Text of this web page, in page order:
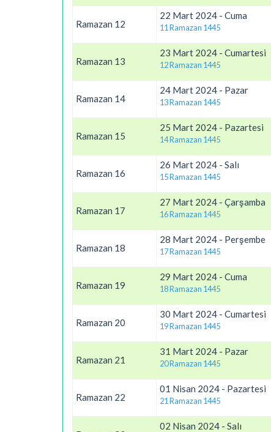
Ramazan 12
22 Mart 2024 - Cuma
11 Ramazan 1445
Ramazan 13
23 Mart 2024 - Cumartesi
12 Ramazan 1445
Ramazan 14
24 Mart 2024 - Pazar
13 Ramazan 1445
Ramazan 15
25 Mart 2024 - Pazartesi
14 Ramazan 1445
Ramazan 16
26 Mart 2024 - Salı
15 Ramazan 1445
Ramazan 17
27 Mart 2024 - Çarşamba
16 Ramazan 1445
Ramazan 18
28 Mart 2024 - Perşembe
17 Ramazan 1445
Ramazan 19
29 Mart 2024 - Cuma
18 Ramazan 1445
Ramazan 20
30 Mart 2024 - Cumartesi
19 Ramazan 1445
Ramazan 21
31 Mart 2024 - Pazar
20 Ramazan 1445
Ramazan 22
01 Nisan 2024 - Pazartesi
21 Ramazan 1445
02 Nisan 2024 - Salı